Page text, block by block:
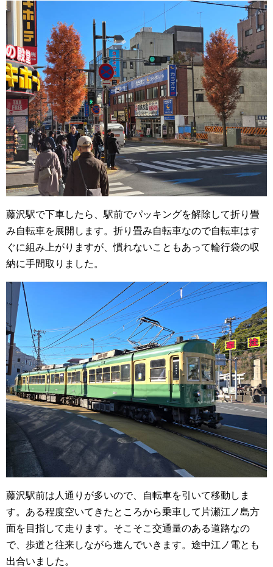
藤沢駅で下車したら、駅前でパッキングを解除して折り畳
み自転車を展開します。折り畳み自転車なので自転車はす
ぐに組み上がりますが、慣れないこともあって輪行袋の収
納に手間取りました。
藤沢駅前は人通りが多いので、自転車を引いて移動しま
す。ある程度空いてきたところから乗車して片瀬江ノ島方
面を目指して走ります。そこそこ交通量のある道路なの
で、歩道と往来しながら進んでいきます。途中江ノ電とも
出合いました。